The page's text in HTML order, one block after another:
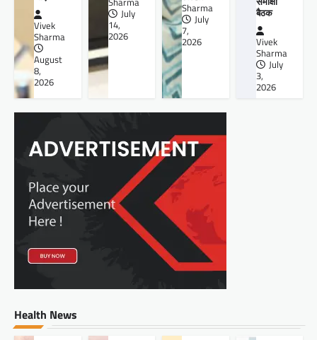
Vivek
Sharma
August
8,
2026
July
14,
2026
Sharma
July
7,
2026
बैठक
Vivek
Sharma
July
3,
2026
Health News